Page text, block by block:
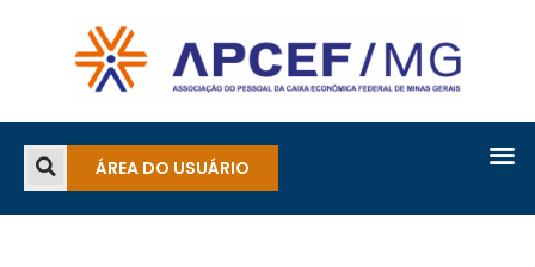
ÁREA DO USUÁRIO